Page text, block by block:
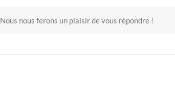
Nous nous ferons un plaisir de vous répondre !